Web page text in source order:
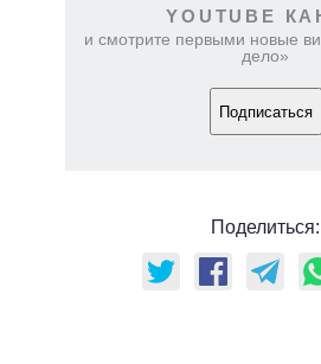
YOUTUBE
и смотрите первыми новые
дело»
Подписаться
Поделиться: